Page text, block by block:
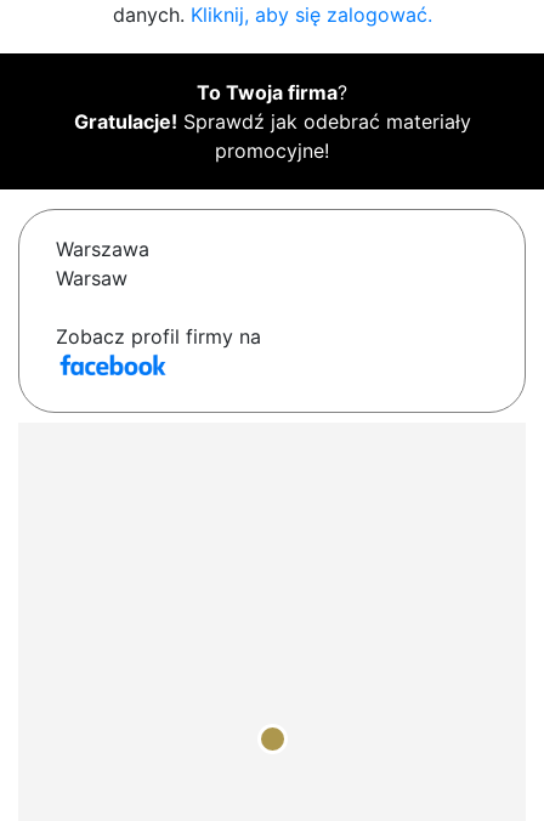
danych. Kliknij, aby się zalogować.
To Twoja firma?
Gratulacje! Sprawdź jak odebrać materiały
promocyjne!
Warszawa
Warsaw
Zobacz profil firmy na